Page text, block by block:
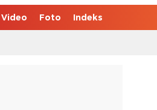
Video Foto Indeks